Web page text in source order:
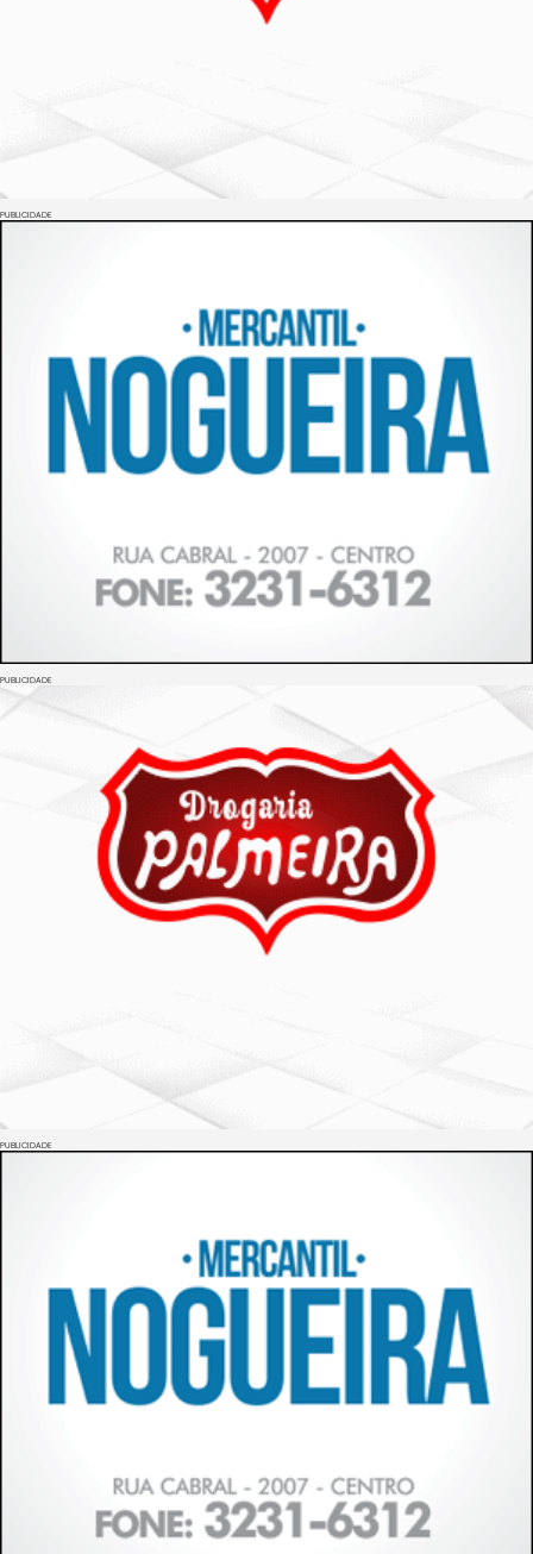
PUBLICIDADE
PUBLICIDADE
PUBLICIDADE